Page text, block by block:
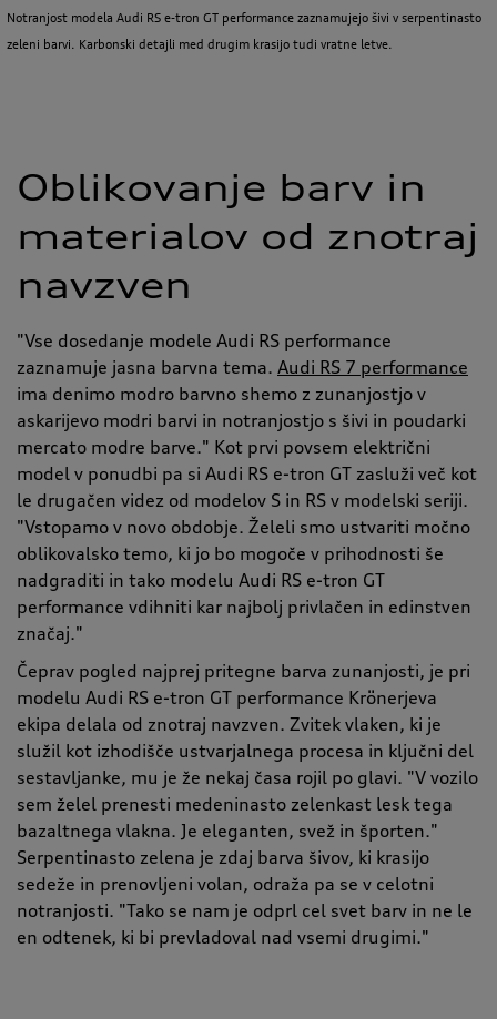
Notranjost modela Audi RS e-tron GT performance zaznamujejo šivi v serpentinasto
zeleni barvi. Karbonski detajli med drugim krasijo tudi vratne letve.
Oblikovanje barv in
materialov od znotraj
navzven
"Vse dosedanje modele Audi RS performance
zaznamuje jasna barvna tema. Audi RS 7 performance
ima denimo modro barvno shemo z zunanjostjo v
askarijevo modri barvi in notranjostjo s šivi in poudarki
mercato modre barve." Kot prvi povsem električni
model v ponudbi pa si Audi RS e-tron GT zasluži več kot
le drugačen videz od modelov S in RS v modelski seriji.
"Vstopamo v novo obdobje. Želeli smo ustvariti močno
oblikovalsko temo, ki jo bo mogoče v prihodnosti še
nadgraditi in tako modelu Audi RS e-tron GT
performance vdihniti kar najbolj privlačen in edinstven
značaj."
Čeprav pogled najprej pritegne barva zunanjosti, je pri
modelu Audi RS e-tron GT performance Krönerjeva
ekipa delala od znotraj navzven. Zvitek vlaken, ki je
služil kot izhodišče ustvarjalnega procesa in ključni del
sestavljanke, mu je že nekaj časa rojil po glavi. "V vozilo
sem želel prenesti medeninasto zelenkast lesk tega
bazaltnega vlakna. Je eleganten, svež in športen."
Serpentinasto zelena je zdaj barva šivov, ki krasijo
sedeže in prenovljeni volan, odraža pa se v celotni
notranjosti. "Tako se nam je odprl cel svet barv in ne le
en odtenek, ki bi prevladoval nad vsemi drugimi."